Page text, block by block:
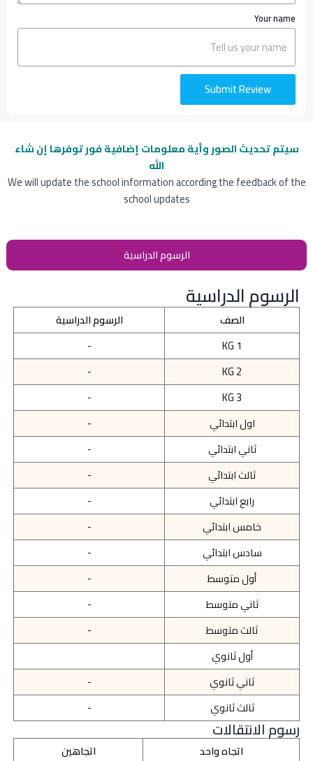
سيتم تحديث الصور وأية معلومات إضافيةفور توفرها إن شاء
الله
We will update the school information according the feedback of the
school updates
الرسوم الدراسية
الرسوم الدراسية
الصف
الرسوم الدراسية
KG 1
-
KG 2
-
KG 3
-
اول ابتدائي
-
ثاني ابتدائي
-
ثالث ابتدائي
-
رابع ابتدائي
-
خامس ابتدائي
-
سادس ابتدائي
-
أول متوسط
-
ثاني متوسط
-
ثالث متوسط
-
أول ثانوي
ثاني ثانوي
-
ثالث ثانوي
-
رسوم الانتقالات
اتجاه واحد
اتجاهين
Your name
Submit Review